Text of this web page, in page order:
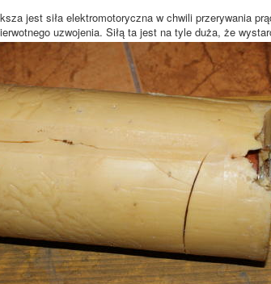
jest siła elektromotoryczna w chwili przerywania
uzwojenia. Siłą ta jest na tyle duża, że